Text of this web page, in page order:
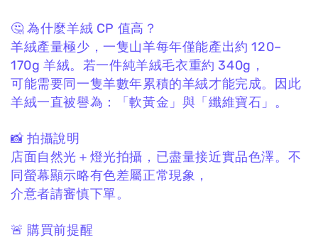
🤔 為什麼羊絨 CP 值高？
羊絨產量極少，一隻山羊每年僅能產出約 120–
170g 羊絨。 若一件純羊絨毛衣重約 340g，
可能需要同一隻羊數年累積的羊絨才能完成。
因此
羊絨一直被譽為：
「軟黃金」與「纖維寶石」。
📸 拍攝說明
店面自然光＋燈光拍攝， 已盡量接近實品色澤。 不
同螢幕顯示略有色差屬正常現象，
介意者請審慎下單。
🚨 購買前提醒